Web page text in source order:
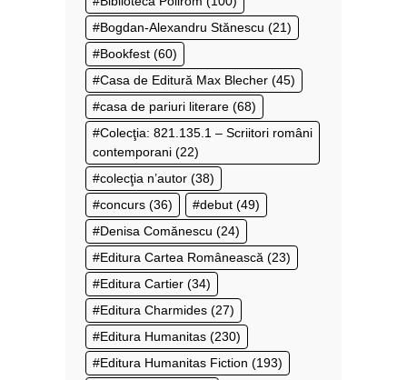
Bogdan-Alexandru Stănescu (21)
Bookfest (60)
Casa de Editură Max Blecher (45)
casa de pariuri literare (68)
Colecţia: 821.135.1 – Scriitori români
contemporani (22)
colecţia n’autor (38)
concurs (36) debut (49)
Denisa Comănescu (24)
Editura Cartea Românească (23)
Editura Cartier (34)
Editura Charmides (27)
Editura Humanitas (230)
Editura Humanitas Fiction (193)